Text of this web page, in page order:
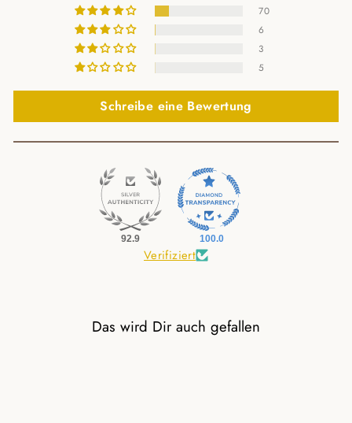
70
6
3
5
Schreibe eine Bewertung
92.9 100.0
Verifiziert
Das wird Dir auch gefallen